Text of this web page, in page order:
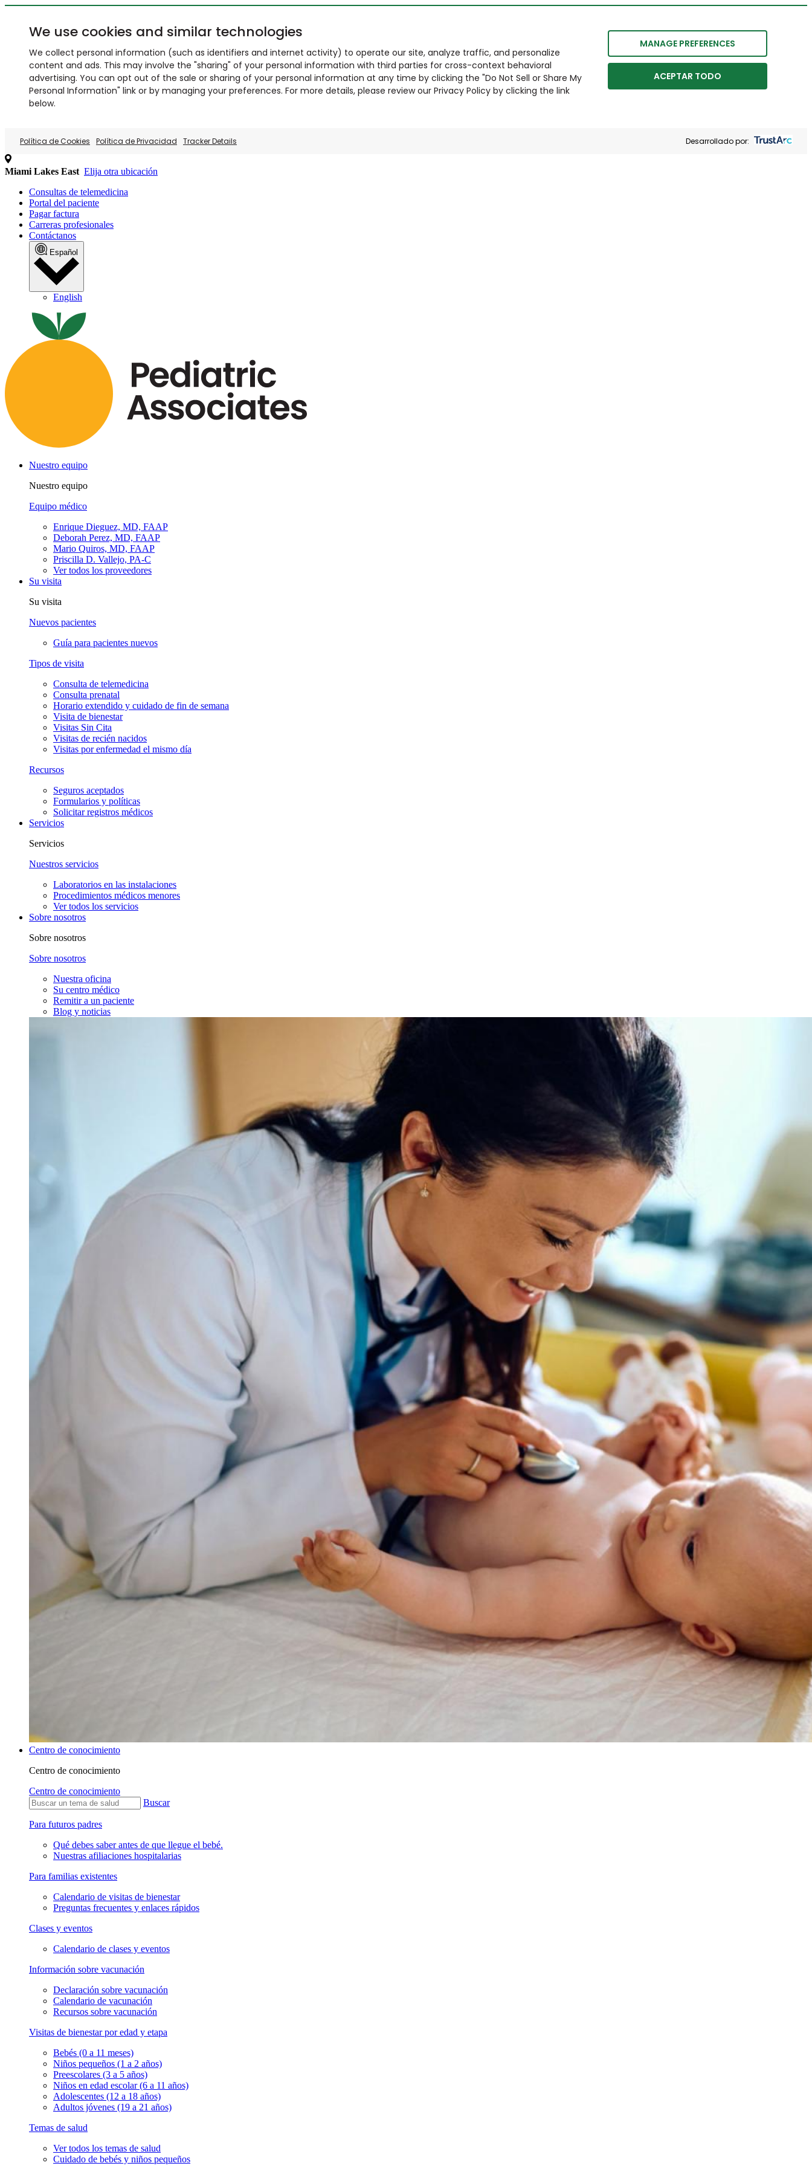
We use cookies and similar technologies
We collect personal information (such as identifiers and internet activity) to operate our site, analyze traffic, and personalize
content and ads. This may involve the "sharing" of your personal information with third parties for cross-context behavioral
advertising. You can opt out of the sale or sharing of your personal information at any time by clicking the "Do Not Sell or Share My
Personal Information" link or by managing your preferences. For more details, please review our Privacy Policy by clicking the link
below.
MANAGE PREFERENCES
ACEPTAR TODO
Política de Cookies Política de Privacidad Tracker Details Desarrollado por:
Miami Lakes East Elija otra ubicación
Consultas de telemedicina
Portal del paciente
Pagar factura
Carreras profesionales
Contáctanos
Español
English
Nuestro equipo
Nuestro equipo
Equipo médico
Enrique Dieguez, MD, FAAP
Deborah Perez, MD, FAAP
Mario Quiros, MD, FAAP
Priscilla D. Vallejo, PA-C
Ver todos los proveedores
Su visita
Su visita
Nuevos pacientes
Guía para pacientes nuevos
Tipos de visita
Consulta de telemedicina
Consulta prenatal
Horario extendido y cuidado de fin de semana
Visita de bienestar
Visitas Sin Cita
Visitas de recién nacidos
Visitas por enfermedad el mismo día
Recursos
Seguros aceptados
Formularios y políticas
Solicitar registros médicos
Servicios
Servicios
Nuestros servicios
Laboratorios en las instalaciones
Procedimientos médicos menores
Ver todos los servicios
Sobre nosotros
Sobre nosotros
Sobre nosotros
Nuestra oficina
Su centro médico
Remitir a un paciente
Blog y noticias
Centro de conocimiento
Centro de conocimiento
Centro de conocimiento
Buscar
Para futuros padres
Qué debes saber antes de que llegue el bebé.
Nuestras afiliaciones hospitalarias
Para familias existentes
Calendario de visitas de bienestar
Preguntas frecuentes y enlaces rápidos
Clases y eventos
Calendario de clases y eventos
Información sobre vacunación
Declaración sobre vacunación
Calendario de vacunación
Recursos sobre vacunación
Visitas de bienestar por edad y etapa
Bebés (0 a 11 meses)
Niños pequeños (1 a 2 años)
Preescolares (3 a 5 años)
Niños en edad escolar (6 a 11 años)
Adolescentes (12 a 18 años)
Adultos jóvenes (19 a 21 años)
Temas de salud
Ver todos los temas de salud
Cuidado de bebés y niños pequeños